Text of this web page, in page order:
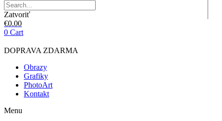
Zatvoriť
€0.00
0 Cart
DOPRAVA ZDARMA
Obrazy
Grafiky
PhotoArt
Kontakt
Menu